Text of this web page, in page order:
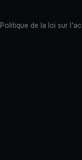
Politique de la loi sur